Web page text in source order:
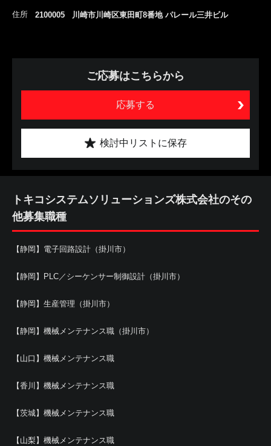
住所 2100005 川崎市川崎区東田町8番地 パレール三井ビル
ご応募はこちらから
応募する
検討中リストに保存
トキコシステムソリューションズ株式会社のその
他募集職種
【静岡】電子回路設計（掛川市）
【静岡】PLC／シーケンサー制御設計（掛川市）
【静岡】生産管理（掛川市）
【静岡】機械メンテナンス職（掛川市）
【山口】機械メンテナンス職
【香川】機械メンテナンス職
【茨城】機械メンテナンス職
【山梨】機械メンテナンス職